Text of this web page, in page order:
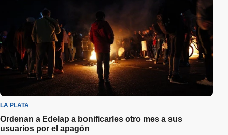
LA PLATA
Ordenan a Edelap a bonificarles otro mes a sus
usuarios por el apagón